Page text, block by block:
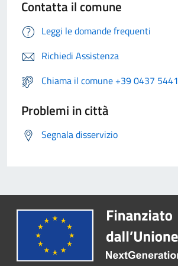
Contatta il comune
Leggi le domande frequenti
Richiedi Assistenza
Chiama il comune +39 0437 5441
Problemi in città
Segnala disservizio